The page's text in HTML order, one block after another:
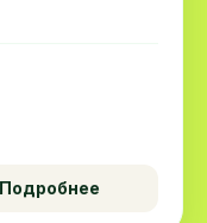
Подробнее